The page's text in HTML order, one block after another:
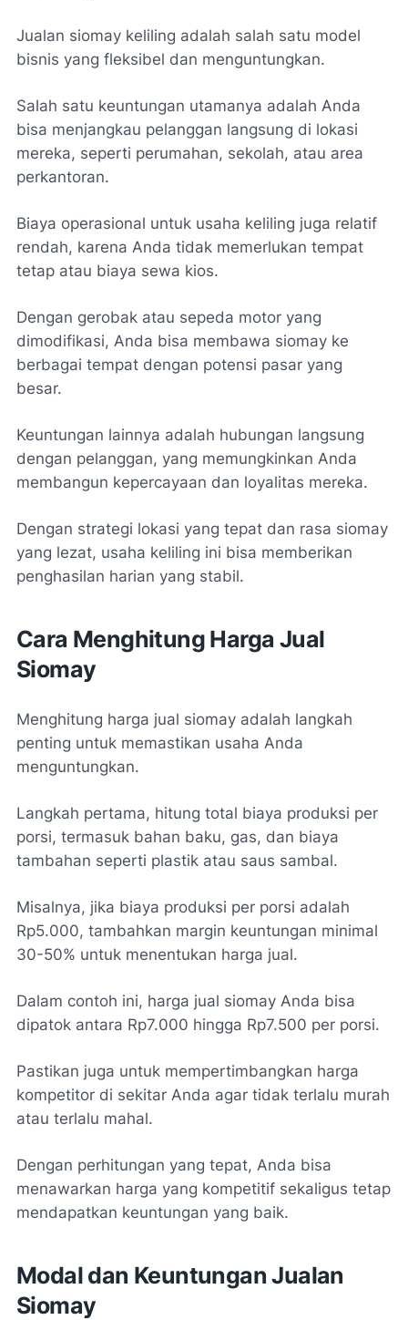
Jualan siomay keliling adalah salah satu model
bisnis yang fleksibel dan menguntungkan.
Salah satu keuntungan utamanya adalah Anda
bisa menjangkau pelanggan langsung di lokasi
mereka, seperti perumahan, sekolah, atau area
perkantoran.
Biaya operasional untuk usaha keliling juga relatif
rendah, karena Anda tidak memerlukan tempat
tetap atau biaya sewa kios.
Dengan gerobak atau sepeda motor yang
dimodifikasi, Anda bisa membawa siomay ke
berbagai tempat dengan potensi pasar yang
besar.
Keuntungan lainnya adalah hubungan langsung
dengan pelanggan, yang memungkinkan Anda
membangun kepercayaan dan loyalitas mereka.
Dengan strategi lokasi yang tepat dan rasa siomay
yang lezat, usaha keliling ini bisa memberikan
penghasilan harian yang stabil.
Cara Menghitung Harga Jual
Siomay
Menghitung harga jual siomay adalah langkah
penting untuk memastikan usaha Anda
menguntungkan.
Langkah pertama, hitung total biaya produksi per
porsi, termasuk bahan baku, gas, dan biaya
tambahan seperti plastik atau saus sambal.
Misalnya, jika biaya produksi per porsi adalah
Rp5.000, tambahkan margin keuntungan minimal
30-50% untuk menentukan harga jual.
Dalam contoh ini, harga jual siomay Anda bisa
dipatok antara Rp7.000 hingga Rp7.500 per porsi.
Pastikan juga untuk mempertimbangkan harga
kompetitor di sekitar Anda agar tidak terlalu murah
atau terlalu mahal.
Dengan perhitungan yang tepat, Anda bisa
menawarkan harga yang kompetitif sekaligus tetap
mendapatkan keuntungan yang baik.
Modal dan Keuntungan Jualan
Siomay